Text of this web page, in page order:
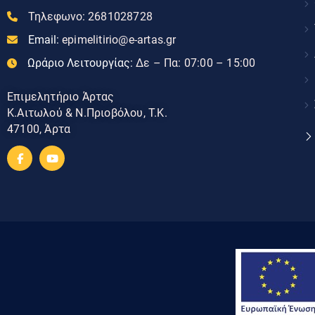
Τηλεφωνο: 2681028728
Email: epimelitirio@e-artas.gr
Ωράριο Λειτουργίας: Δε – Πα: 07:00 – 15:00
Επιμελητήριο Άρτας
Κ.Αιτωλού & Ν.Πριοβόλου, Τ.Κ.
47100, Άρτα